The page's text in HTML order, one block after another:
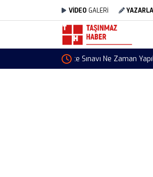
VİDEO GALERİ
Döviz Kurları 6